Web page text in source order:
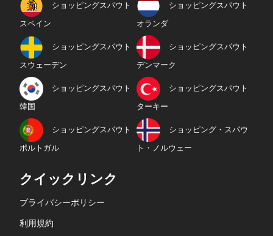
ショッピングスパウト
スペイン
ショッピングスパウト
オランダ
ショッピングスパウト
スウェーデン
ショッピングスパウト
デンマーク
ショッピングスパウト
韓国
ショッピングスパウト
ターキー
ショッピングスパウト
ポルトガル
ショッピング・スパウ
ト・ノルウェー
クイックリンク
プライバシーポリシー
利用規約